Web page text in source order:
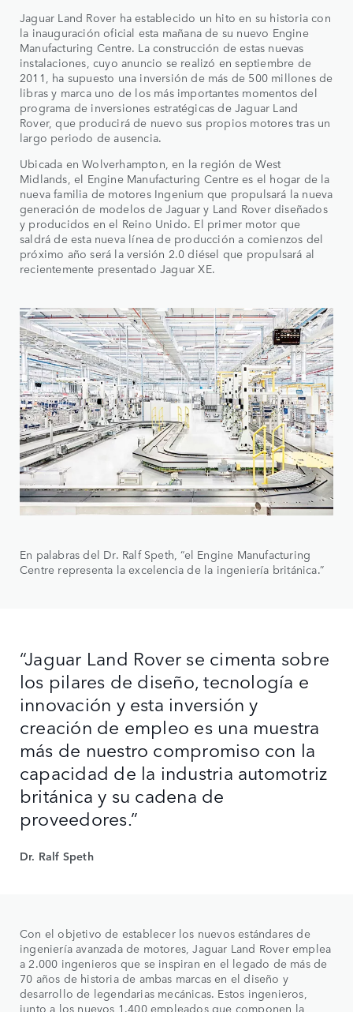
Jaguar Land Rover ha establecido un hito en su historia con
la inauguración oficial esta mañana de su nuevo Engine
Manufacturing Centre. La construcción de estas nuevas
instalaciones, cuyo anuncio se realizó en septiembre de
2011, ha supuesto una inversión de más de 500 millones de
libras y marca uno de los más importantes momentos del
programa de inversiones estratégicas de Jaguar Land
Rover, que producirá de nuevo sus propios motores tras un
largo periodo de ausencia.
Ubicada en Wolverhampton, en la región de West
Midlands, el Engine Manufacturing Centre es el hogar de la
nueva familia de motores Ingenium que propulsará la nueva
generación de modelos de Jaguar y Land Rover diseñados
y producidos en el Reino Unido. El primer motor que
saldrá de esta nueva línea de producción a comienzos del
próximo año será la versión 2.0 diésel que propulsará al
recientemente presentado Jaguar XE.
En palabras del Dr. Ralf Speth, “el Engine Manufacturing
Centre representa la excelencia de la ingeniería británica.”
“Jaguar Land Rover se cimenta sobre
los pilares de diseño, tecnología e
innovación y esta inversión y
creación de empleo es una muestra
más de nuestro compromiso con la
capacidad de la industria automotriz
británica y su cadena de
proveedores.”
Dr. Ralf Speth
Con el objetivo de establecer los nuevos estándares de
ingeniería avanzada de motores, Jaguar Land Rover emplea
a 2.000 ingenieros que se inspiran en el legado de más de
70 años de historia de ambas marcas en el diseño y
desarrollo de legendarias mecánicas. Estos ingenieros,
junto a los nuevos 1.400 empleados que componen la